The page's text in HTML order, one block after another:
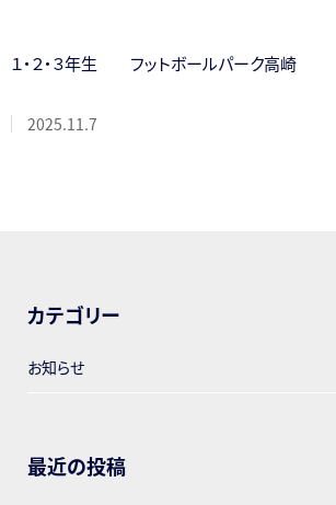
１・２・３年生 フットボールパーク高崎
2025.11.7
カテゴリー
お知らせ
最近の投稿